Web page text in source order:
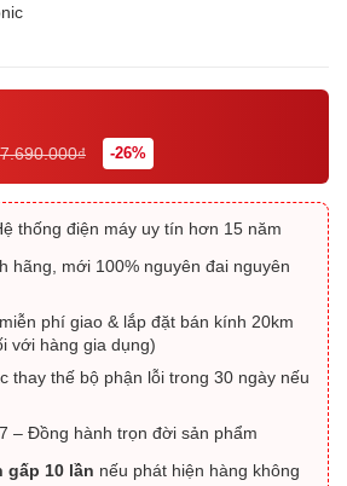
7.690.000₫ -26%
thống điện máy uy tín hơn 15 năm
hãng, mới 100% nguyên đai nguyên
phí giao & lắp đặt bán kính 20km
với hàng gia dụng)
thay thế bộ phận lỗi trong 30 ngày nếu
– Đồng hành trọn đời sản phẩm
gấp 10 lần nếu phát hiện hàng không